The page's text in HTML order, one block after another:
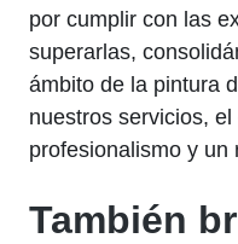
por cumplir con las
superarlas,
ámbito de la pintura
nuestros servicios,
profesionalismo y un
También